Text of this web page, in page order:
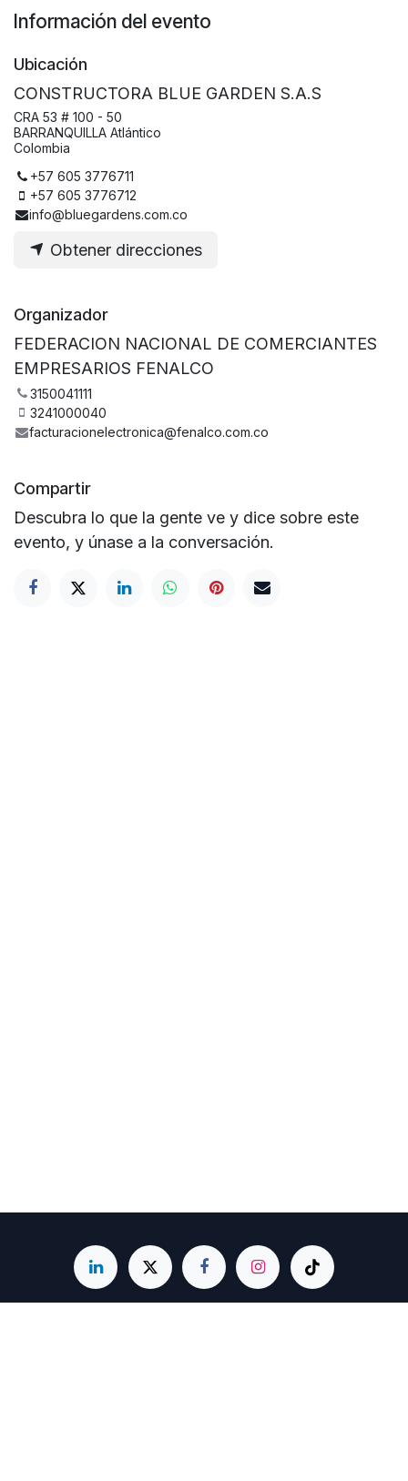
Información del evento
Ubicación
CONSTRUCTORA BLUE GARDEN S.A.S
CRA 53 # 100 - 50
BARRANQUILLA Atlántico
Colombia
+57 605 3776711
+57 605 3776712
info@bluegardens.com.co
Obtener direcciones
Organizador
FEDERACION NACIONAL DE COMERCIANTES
EMPRESARIOS FENALCO
3150041111
3241000040
facturacionelectronica@fenalco.com.co
Compartir
Descubra lo que la gente ve y dice sobre este
evento, y únase a la conversación.